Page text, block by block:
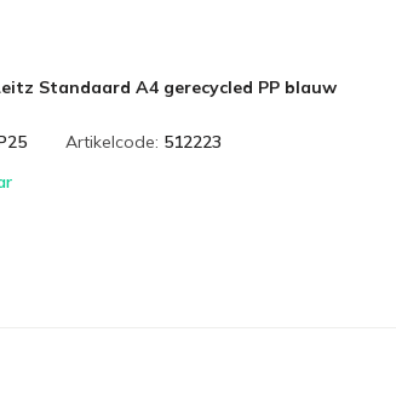
Standaard A4 gerecycled PP blauw
Artikelcode: 512223